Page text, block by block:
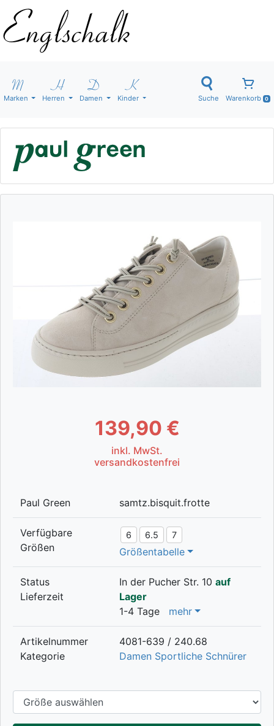
Marken Herren Damen Kinder Suche Warenkorb 0
139,90 €
inkl. MwSt.
versandkostenfrei
Paul Green samtz.bisquit.frotte
Verfügbare
Größen
6 6.5 7
Größentabelle
Status
Lieferzeit
In der Pucher Str. 10 auf
Lager
1-4 Tage mehr
Artikelnummer
Kategorie
4081-639 / 240.68
Damen Sportliche Schnürer